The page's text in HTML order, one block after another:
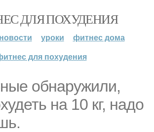
ДЛЯ ПОХУДЕНИЯ
новости уроки
фитнес дома
для похудения
обнаружили,
на 10 кг, надо